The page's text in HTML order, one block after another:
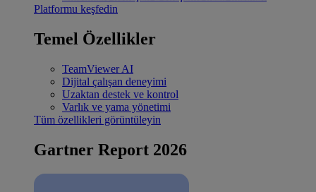
Platformu keşfedin
Temel Özellikler
TeamViewer AI
Dijital çalışan deneyimi
Uzaktan destek ve kontrol
Varlık ve yama yönetimi
Tüm özellikleri görüntüleyin
Gartner Report 2026